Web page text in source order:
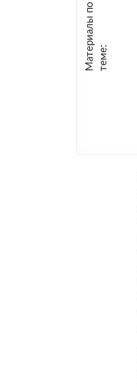
М
а
т е
р
и
а
л
ы
п
о
т
е
м
е :